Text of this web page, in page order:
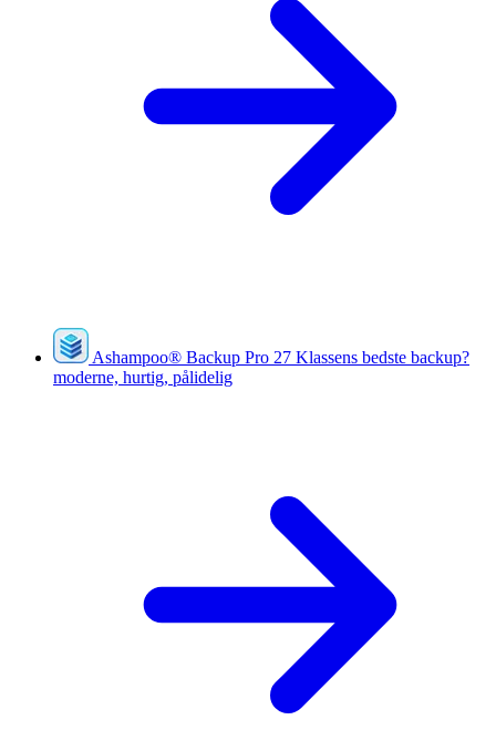
Ashampoo® Backup Pro 27 Klassens bedste backup?
moderne, hurtig, pålidelig